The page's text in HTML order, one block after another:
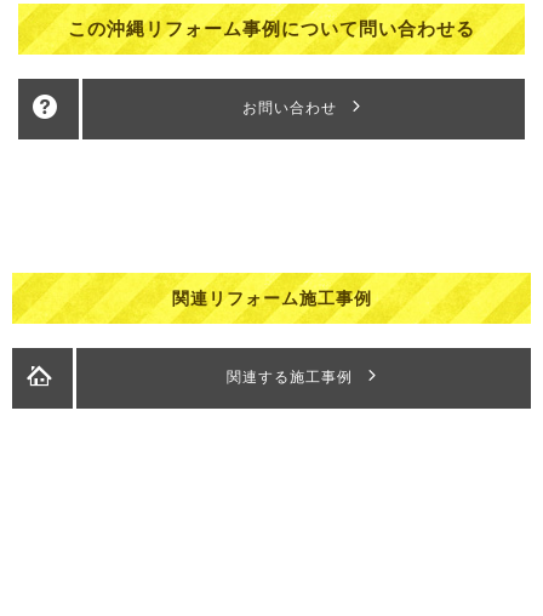
この沖縄リフォーム事例について問い合わせる
お問い合わせ
関連リフォーム施工事例
関連する施工事例